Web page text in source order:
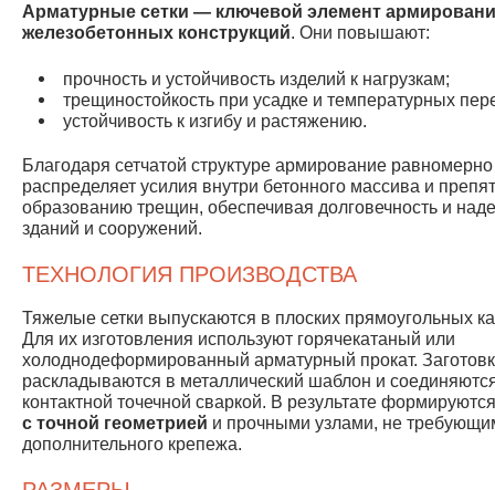
Арматурные сетки — ключевой элемент
железобетонных конструкций. Они повышают:
прочность и устойчивость изделий к нагрузкам;
трещиностойкость при усадке и температурных
устойчивость к изгибу и растяжению.
Благодаря сетчатой структуре армирование равномерно
распределяет усилия внутри бетонного массива и
образованию трещин, обеспечивая долговечность и
зданий и сооружений.
ТЕХНОЛОГИЯ ПРОИЗВОДСТВА
Тяжелые сетки выпускаются в плоских прямоугольных
Для их изготовления используют горячекатаный или
холоднодеформированный арматурный прокат.
раскладываются в металлический шаблон и
контактной точечной сваркой. В результате формируются
с точной геометрией и прочными узлами, не
дополнительного крепежа.